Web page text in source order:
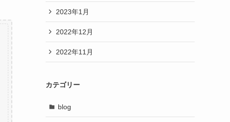
2023年1月
2022年12月
2022年11月
カテゴリー
blog